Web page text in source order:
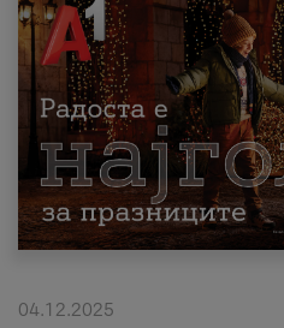
МК EN SQ
Приватни Деловни
Поддршка
Надополни кредит
04.12.2025